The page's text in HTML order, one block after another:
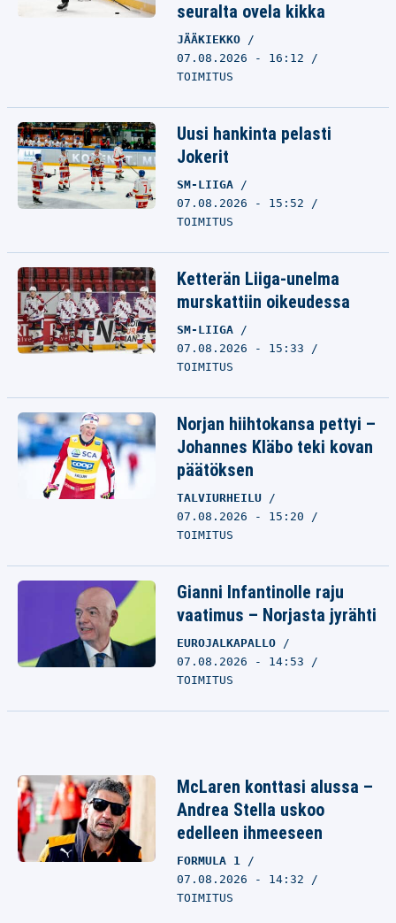
seuralta ovela kikka
JÄÄKIEKKO
07.08.2026 - 16:12
TOIMITUS
Uusi hankinta pelasti
Jokerit
SM-LIIGA
07.08.2026 - 15:52
TOIMITUS
Ketterän Liiga-unelma
murskattiin oikeudessa
SM-LIIGA
07.08.2026 - 15:33
TOIMITUS
Norjan hiihtokansa pettyi –
Johannes Kläbo teki kovan
päätöksen
TALVIURHEILU
07.08.2026 - 15:20
TOIMITUS
Gianni Infantinolle raju
vaatimus – Norjasta jyrähti
EUROJALKAPALLO
07.08.2026 - 14:53
TOIMITUS
McLaren konttasi alussa –
Andrea Stella uskoo
edelleen ihmeeseen
FORMULA 1
07.08.2026 - 14:32
TOIMITUS